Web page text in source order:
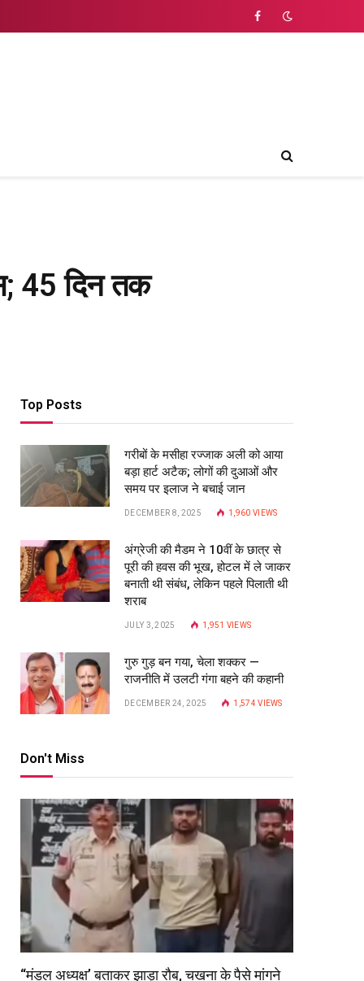
Facebook
45 दिन तक
Top Posts
गरीबों के मसीहा रज्‍जाक अली को आया
बड़ा हार्ट अटैक; लोगों की दुआओं और
समय पर इलाज ने बचाई जान
DECEMBER 8, 2025 1,960 VIEWS
अंग्रेजी की मैडम ने 10वीं के छात्र से
पूरी की हवस की भूख, होटल में ले जाकर
बनाती थी संबंध, लेकिन पहले पिलाती थी
शराब
JULY 3, 2025 1,951 VIEWS
गुरु गुड़ बन गया, चेला शक्कर —
राजनीति में उलटी गंगा बहने की कहानी
DECEMBER 24, 2025 1,574VIEWS
Don't Miss
“मंडल अध्यक्ष’ बताकर झाड़ा रौब, चखना के पैसे मांगने